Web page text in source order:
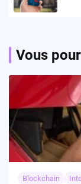
Vous
Blockchain